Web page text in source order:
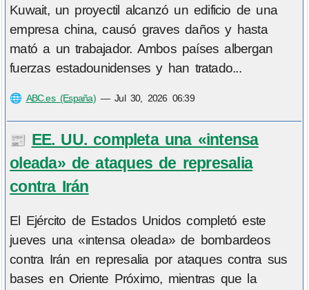
Kuwait, un proyectil alcanzó un edificio de una
empresa china, causó graves daños y hasta
mató a un trabajador. Ambos países albergan
fuerzas estadounidenses y han tratado...
🌐 ABC.es (España)—Jul 30, 2026 06:39
📰 EE. UU. completa una «intensa
oleada» de ataques de represalia
contra Irán
El Ejército de Estados Unidos completó este
jueves una «intensa oleada» de bombardeos
contra Irán en represalia por ataques contra sus
bases en Oriente Próximo, mientras que la